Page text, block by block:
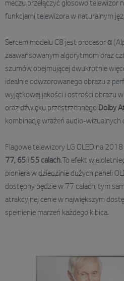
meczu przełączyć głosowo telewizor
funkcjami telewizora w naturalnym
Sercem modelu C8 jest procesor α
zaawansowanym algorytmom oraz
szumów obejmującej dwukrotnie
idealnie odwzorowanego obrazu z
wyjątkowej jakości i ostrości obrazu
oraz dźwięku przestrzennego Dolby
kombinację wrażeń audio-wizualnych
Flagowe telewizory LG OLED na
77, 65 i 55 calach. To efekt
pioniera w dziedzinie dużych paneli
dostępny będzie w 77 calach, tym
atrakcyjnej cenie w największym
spełnienie marzeń każdego kibica.